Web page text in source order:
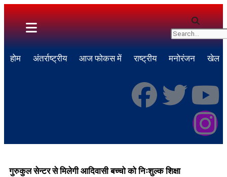
होम अंतर्राष्ट्रीय आज फोकस में राष्ट्रीय मनोरंजन खेल
गुरुकुल सेन्टर से मिलेगी आदिवासी बच्चो को निःशुल्क शिक्षा